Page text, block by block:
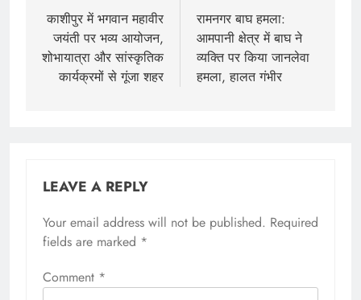
काशीपुर में भगवान महावीर
जयंती पर भव्य आयोजन,
शोभायात्रा और सांस्कृतिक
कार्यक्रमों से गूंजा शहर
रामनगर बाघ हमला:
आमपानी क्षेत्र में बाघ ने
व्यक्ति पर किया जानलेवा
हमला, हालत गंभीर
LEAVE A REPLY
Your email address will not be published. Required
fields are marked *
Comment *